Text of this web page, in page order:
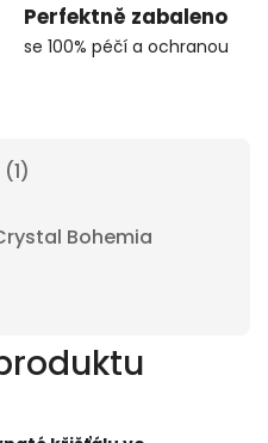
Perfektně zabaleno
se 100% péčí a ochranou
Bohemia